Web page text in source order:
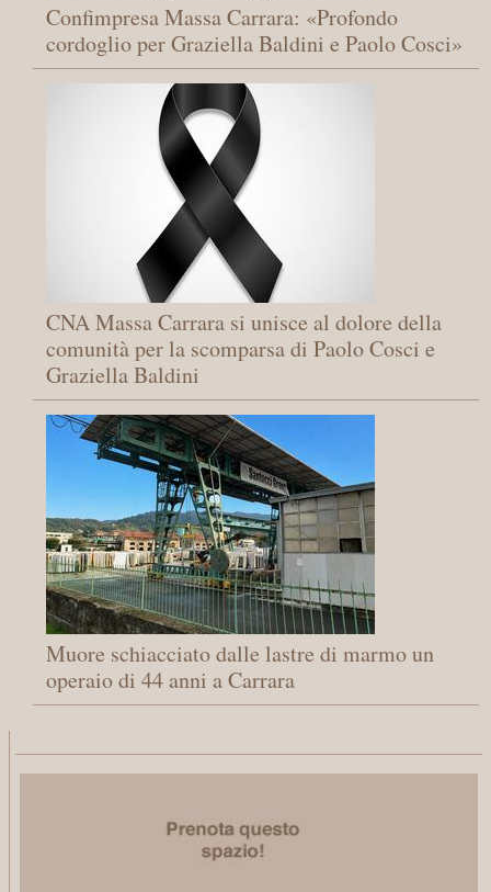
Confimpresa Massa Carrara: «Profondo
cordoglio per Graziella Baldini e Paolo Cosci»
CNA Massa Carrara si unisce al dolore della
comunità per la scomparsa di Paolo Cosci e
Graziella Baldini
Muore schiacciato dalle lastre di marmo un
operaio di 44 anni a Carrara